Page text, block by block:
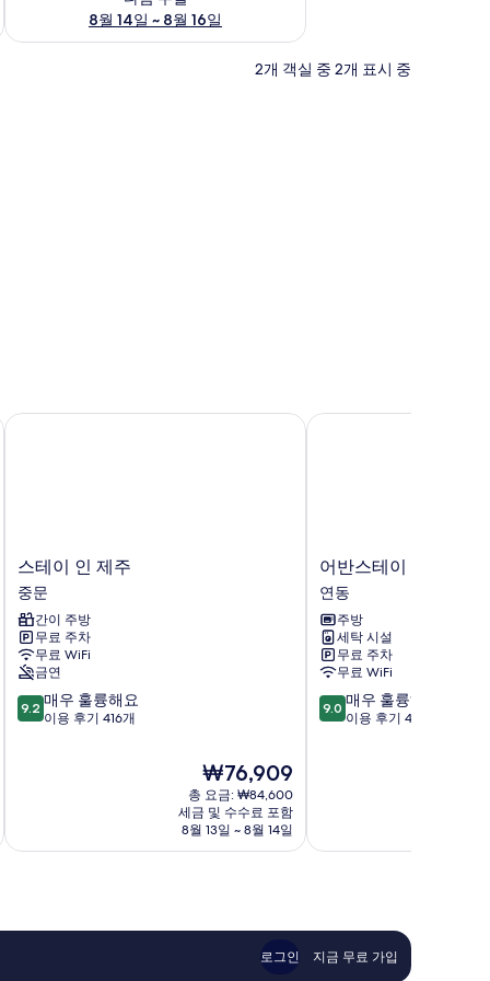
8월 14일 ~ 8월 16일
2개 객실 중 2개 표시 중
스
테
이
인
제
주
중
문
스테이 인 제주
중문
간이 주방
무료 주차
무료 WiFi
금연
10
점
우
요,
9.2 매우 훌륭해요
이용 후기 416개
현
재
요
금
₩76,909
₩76,909
총 요금: ₩84,600
세금 및 수수료 포함
8월 13일 ~ 8월 14일
스테이 인 제주
어
반
스
테
이
제
주
공
항
어반스테이 제주공항
연동
주방
세탁 시설
무료 주차
무료 WiFi
10
점
우
요,
이
9.0 매우 훌륭해요
이용 후기 47개
어반스테이 제주공항
로그인 지금 무료 가입